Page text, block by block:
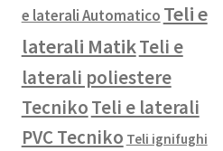
e laterali Automatico Teli e
laterali MatikTeli e
laterali poliestere
TecnikoTeli e laterali
PVC Tecniko Teli ignifughi